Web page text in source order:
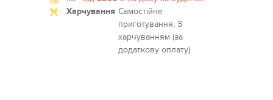
Харчування Самостійне
приготування, З
харчуванням (за
додаткову оплату)